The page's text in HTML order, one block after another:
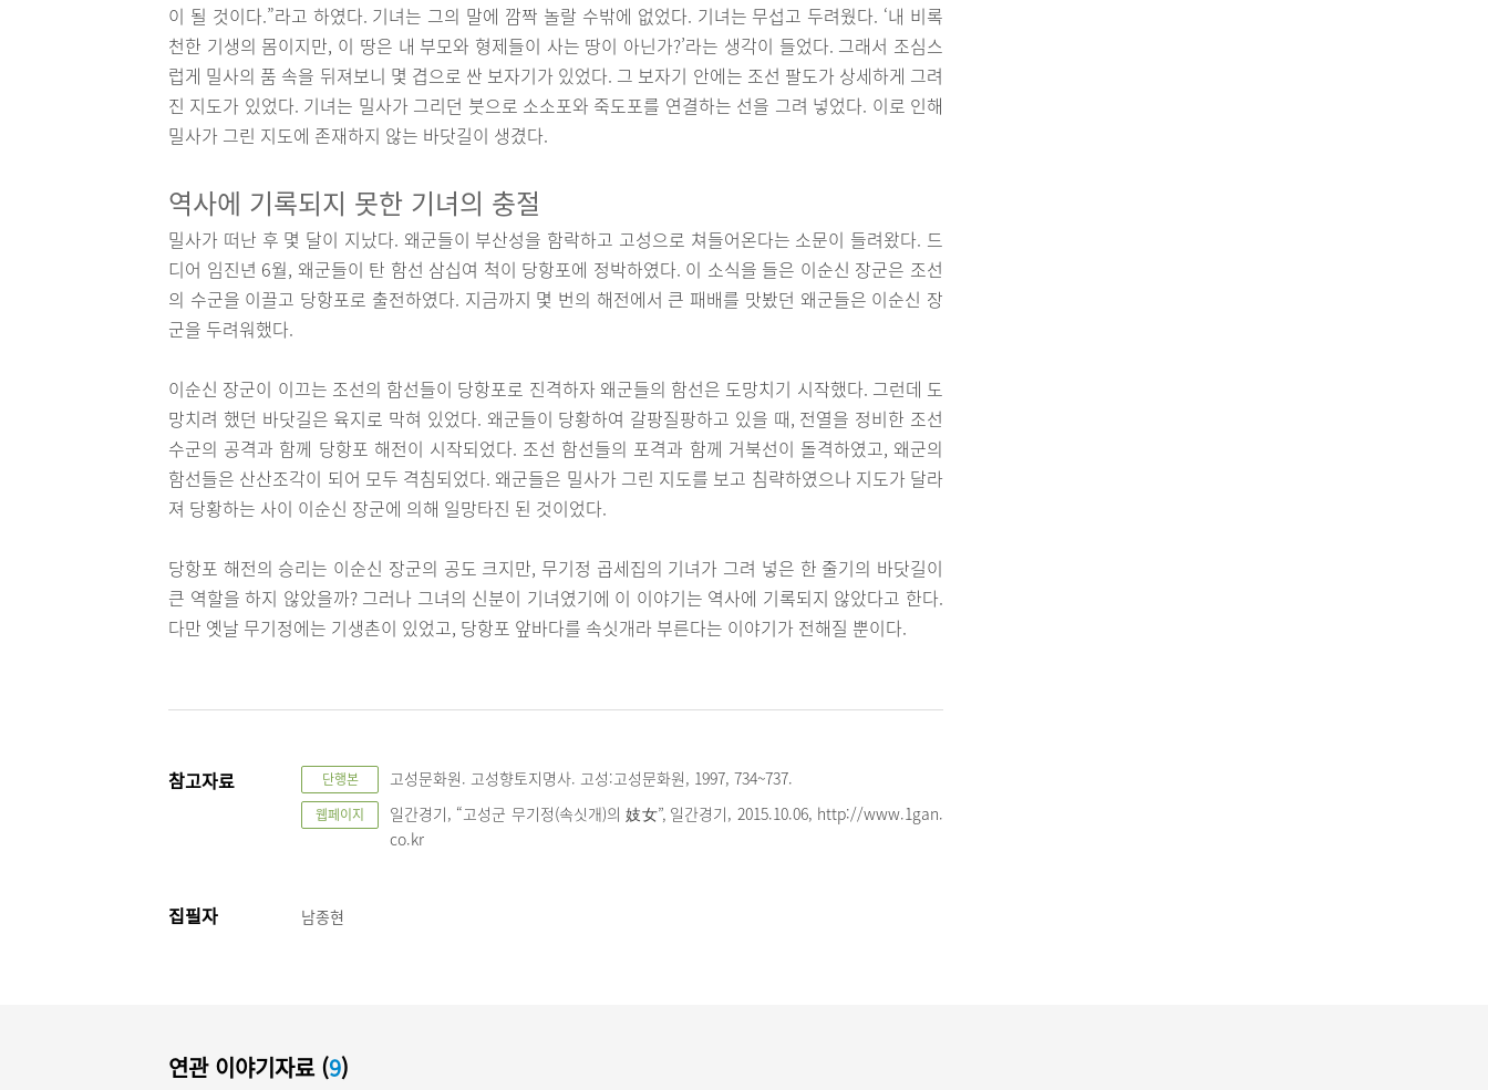
이 될 것이다.”라고 하였다. 기녀는 그의 말에 깜짝 놀랄 수밖에 없었다. 기녀는 무섭고 두려웠다. ‘내 비록
천한 기생의 몸이지만, 이 땅은 내 부모와 형제들이 사는 땅이 아닌가?’라는 생각이 들었다. 그래서 조심스
럽게 밀사의 품 속을 뒤져보니 몇 겹으로 싼 보자기가 있었다. 그 보자기 안에는 조선 팔도가 상세하게 그려
진 지도가 있었다. 기녀는 밀사가 그리던 붓으로 소소포와 죽도포를 연결하는 선을 그려 넣었다. 이로 인해
밀사가 그린 지도에 존재하지 않는 바닷길이 생겼다.
역사에 기록되지 못한 기녀의 충절
밀사가 떠난 후 몇 달이 지났다. 왜군들이 부산성을 함락하고 고성으로 쳐들어온다는 소문이 들려왔다. 드
디어 임진년 6월, 왜군들이 탄 함선 삼십여 척이 당항포에 정박하였다. 이 소식을 들은 이순신 장군은 조선
의 수군을 이끌고 당항포로 출전하였다. 지금까지 몇 번의 해전에서 큰 패배를 맛봤던 왜군들은 이순신 장
군을 두려워했다.
이순신 장군이 이끄는 조선의 함선들이 당항포로 진격하자 왜군들의 함선은 도망치기 시작했다. 그런데 도
망치려 했던 바닷길은 육지로 막혀 있었다. 왜군들이 당황하여 갈팡질팡하고 있을 때, 전열을 정비한 조선
수군의 공격과 함께 당항포 해전이 시작되었다. 조선 함선들의 포격과 함께 거북선이 돌격하였고, 왜군의
함선들은 산산조각이 되어 모두 격침되었다. 왜군들은 밀사가 그린 지도를 보고 침략하였으나 지도가 달라
져 당황하는 사이 이순신 장군에 의해 일망타진 된 것이었다.
당항포 해전의 승리는 이순신 장군의 공도 크지만, 무기정 곱세집의 기녀가 그려 넣은 한 줄기의 바닷길이
큰 역할을 하지 않았을까? 그러나 그녀의 신분이 기녀였기에 이 이야기는 역사에 기록되지 않았다고 한다.
다만 옛날 무기정에는 기생촌이 있었고, 당항포 앞바다를 속싯개라 부른다는 이야기가 전해질 뿐이다.
참고자료 단행본 고성문화원. 고성향토지명사. 고성:고성문화원, 1997, 734~737.
웹페이지
일간경기, “고성군 무기정(속싯개)의 妓女”, 일간경기, 2015.10.06, http://www.1gan.
co.kr
집필자 남종현
연관 이야기자료 (9)